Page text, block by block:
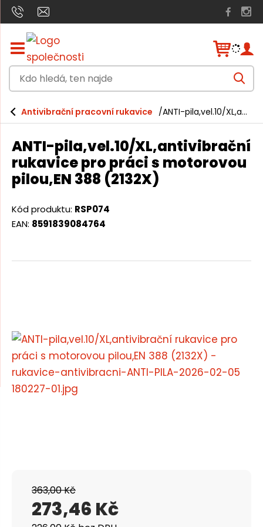
Z
o
b
a
i
t
s
k
ý
t
a
d
o
h
e
d
á
t
e
V
y
e
d
Antivibrační pracovní rukavice ANTI-pila,vel.10/XL,antivibrační rukavice pro práci s motorovou pilou,EN 388 (2132X)
ANTI-pila,vel.10/XL,antivibrační
rukavice pro práci s motorovou
pilou,EN 388 (2132X)
Kód produktu: RSP074
EAN: 8591839084764
363,00 Kč
273,46 Kč